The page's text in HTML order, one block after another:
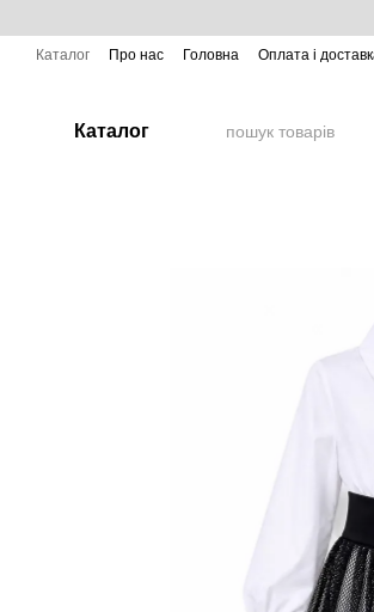
Каталог Про нас Головна Оплата і
Каталог